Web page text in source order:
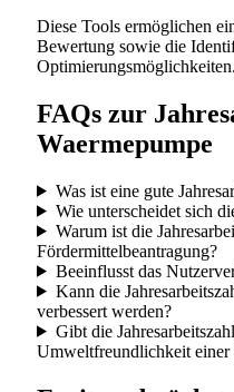
Diese Tools ermöglichen
Bewertung sowie die
Optimierungsmöglichkeiten.
FAQs zur
Waermepumpe
Was ist eine gute
Wie unterscheidet sich
Warum ist die
Fördermittelbeantragung?
Beeinflusst das
Kann die
verbessert werden?
Gibt die
Umweltfreundlichkeit einer